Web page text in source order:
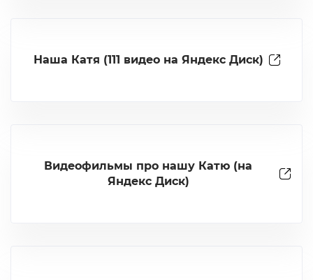
Наша Катя (111 видео на Яндекс Диск)
Видеофильмы про нашу Катю (на
Яндекс Диск)